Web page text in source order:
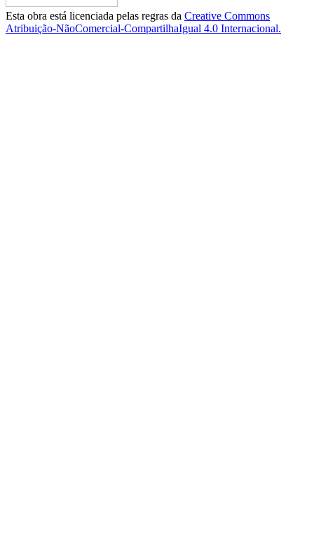
Esta obra está licenciada pelas regras da Creative Commons
Atribuição-NãoComercial-CompartilhaIgual 4.0 Internacional.